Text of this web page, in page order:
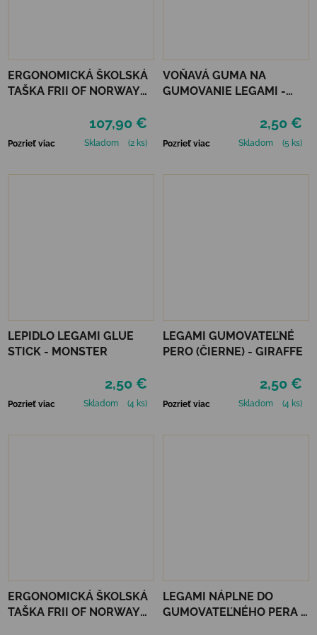
ERGONOMICKÁ ŠKOLSKÁ
TAŠKA FRII OF NORWAY
107,90 €
Pozrieť viac Skladom (2 ks)
VOŇAVÁ GUMA NA
GUMOVANIE LEGAMI -
2,50 €
Pozrieť viac Skladom (5 ks)
LEPIDLO LEGAMI GLUE
STICK - MONSTER
2,50 €
Pozrieť viac Skladom (4 ks)
LEGAMI GUMOVATEĽNÉ
PERO (ČIERNE) - GIRAFFE
2,50 €
Pozrieť viac Skladom (4 ks)
ERGONOMICKÁ ŠKOLSKÁ
TAŠKA FRII OF NORWAY
LEGAMI NÁPLNE DO
GUMOVATEĽNÉHO PERA 3